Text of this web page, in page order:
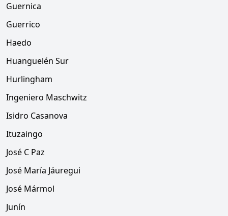
Guernica
Guerrico
Haedo
Huanguelén Sur
Hurlingham
Ingeniero Maschwitz
Isidro Casanova
Ituzaingo
José C Paz
José María Jáuregui
José Mármol
Junín